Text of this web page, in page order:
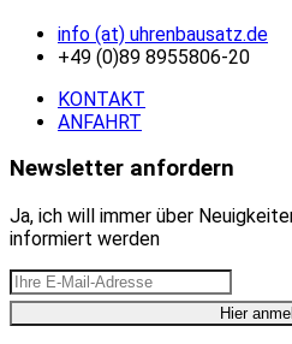
info (at) uhrenbausatz.de
+49 (0)89 8955806-20
KONTAKT
ANFAHRT
Newsletter anfordern
Ja, ich will immer über
informiert werden